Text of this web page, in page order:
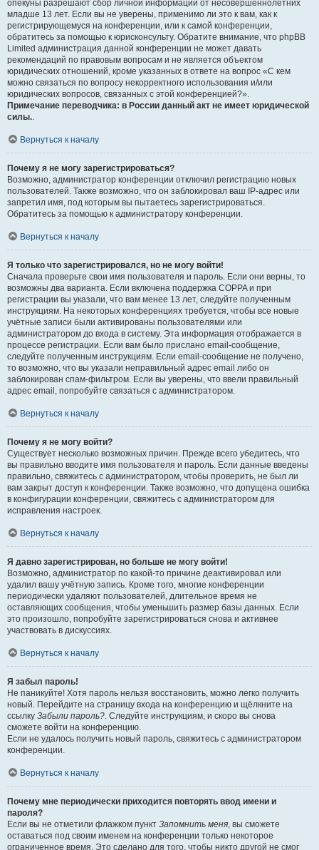
опекуны разрешают сбор личной информации от несовершеннолетних
младше 13 лет. Если вы не уверены, применимо ли это к вам, как к
регистрирующемуся на конференции, или к самой конференции,
обратитесь за помощью к юрисконсульту. Обратите внимание, что phpBB
Limited администрация данной конференции не может давать
рекомендаций по правовым вопросам и не является объектом
юридических отношений, кроме указанных в ответе на вопрос «С кем
можно связаться по вопросу некорректного использования и/или
юридических вопросов, связанных с этой конференцией?».
Примечание переводчика: в России данный акт не имеет юридической
силы..
Вернуться к началу
Почему я не могу зарегистрироваться?
Возможно, администратор конференции отключил регистрацию новых
пользователей. Также возможно, что он заблокировал ваш IP-адрес или
запретил имя, под которым вы пытаетесь зарегистрироваться.
Обратитесь за помощью к администратору конференции.
Вернуться к началу
Я только что зарегистрировался, но не могу войти!
Сначала проверьте свои имя пользователя и пароль. Если они верны, то
возможны два варианта. Если включена поддержка COPPA и при
регистрации вы указали, что вам менее 13 лет, следуйте полученным
инструкциям. На некоторых конференциях требуется, чтобы все новые
учётные записи были активированы пользователями или
администратором до входа в систему. Эта информация отображается в
процессе регистрации. Если вам было прислано email-сообщение,
следуйте полученным инструкциям. Если email-сообщение не получено,
то возможно, что вы указали неправильный адрес email либо он
заблокирован спам-фильтром. Если вы уверены, что ввели правильный
адрес email, попробуйте связаться с администратором.
Вернуться к началу
Почему я не могу войти?
Существует несколько возможных причин. Прежде всего убедитесь, что
вы правильно вводите имя пользователя и пароль. Если данные введены
правильно, свяжитесь с администратором, чтобы проверить, не был ли
вам закрыт доступ к конференции. Также возможно, что допущена ошибка
в конфигурации конференции, свяжитесь с администратором для
исправления настроек.
Вернуться к началу
Я давно зарегистрирован, но больше не могу войти!
Возможно, администратор по какой-то причине деактивировал или
удалил вашу учётную запись. Кроме того, многие конференции
периодически удаляют пользователей, длительное время не
оставляющих сообщения, чтобы уменьшить размер базы данных. Если
это произошло, попробуйте зарегистрироваться снова и активнее
участвовать в дискуссиях.
Вернуться к началу
Я забыл пароль!
Не паникуйте! Хотя пароль нельзя восстановить, можно легко получить
новый. Перейдите на страницу входа на конференцию и щёлкните на
ссылку Забыли пароль?. Следуйте инструкциям, и скоро вы снова
сможете войти на конференцию.
Если не удалось получить новый пароль, свяжитесь с администратором
конференции.
Вернуться к началу
Почему мне периодически приходится повторять ввод имени и
пароля?
Если вы не отметили флажком пункт Запомнить меня, вы сможете
оставаться под своим именем на конференции только некоторое
ограниченное время. Это сделано для того, чтобы никто другой не смог